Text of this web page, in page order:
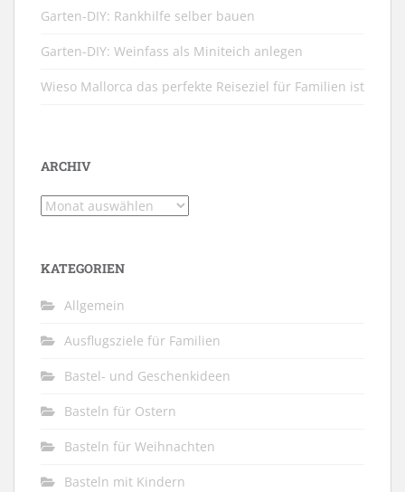
Garten-DIY: Rankhilfe selber bauen
Garten-DIY: Weinfass als Miniteich anlegen
Wieso Mallorca das perfekte Reiseziel für Familien ist
ARCHIV
Archiv
KATEGORIEN
Allgemein
Ausflugsziele für Familien
Bastel- und Geschenkideen
Basteln für Ostern
Basteln für Weihnachten
Basteln mit Kindern